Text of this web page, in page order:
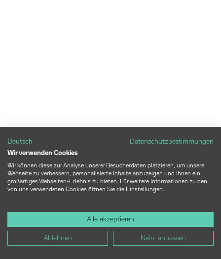
Deutsch
Datenschutzbestimmungen
Wir verwenden Cookies
Wir können diese zur Analyse unserer Besucherdaten platzieren, um unsere
Webseite zu verbessern, personalisierte Inhalte anzuzeigen und Ihnen ein
großartiges Webseiten-Erlebnis zu bieten. Für weitere Informationen zu den
von uns verwendeten Cookies öffnen Sie die Einstellungen.
Alle akzeptieren
Ablehnen Nein, anpassen